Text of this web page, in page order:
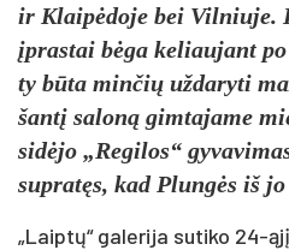
ir Klaipė­do­je bei Vil­niu­je.
įpras­tai bėga ke­liau­jant
ty būta min­čių už­da­ry­ti
šantį sa­loną gim­ta­ja­me
si­dėjo „Re­gi­los“
su­pratęs, kad Plungės iš
„Laip­tų“ ga­le­ri­ja su­ti­ko 24-